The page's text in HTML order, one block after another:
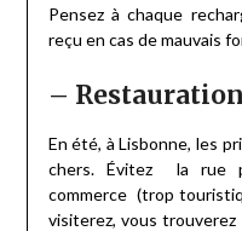
Pensez à chaque
reçu en cas de mauvais
–
En été, à Lisbonne, les
chers. Évitez la rue
commerce (trop
visiterez, vous